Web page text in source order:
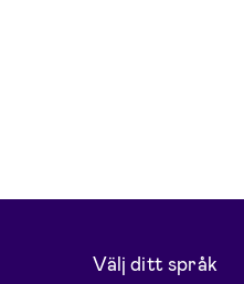
Välj ditt språk